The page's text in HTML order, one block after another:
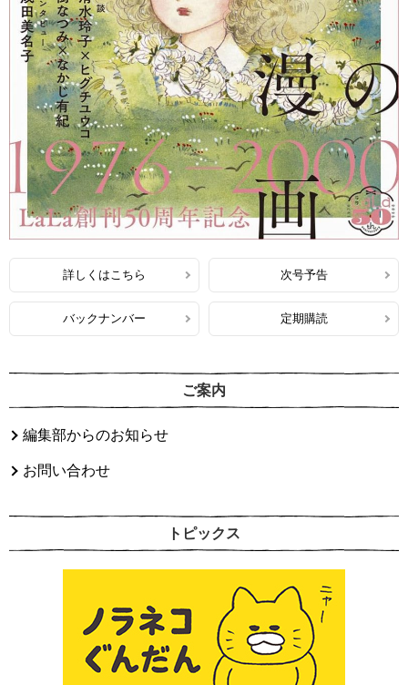
詳しくはこちら 次号予告
バックナンバー 定期購読
ご案内
編集部からのお知らせ
お問い合わせ
トピックス